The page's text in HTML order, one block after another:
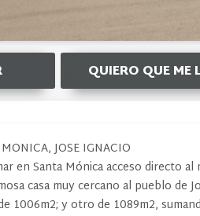
QUIERO QUE ME
JOSE IGNACIO
en Santa Mónica acceso directo
casa muy cercano al pueblo de
1006m2; y otro de 1089m2,